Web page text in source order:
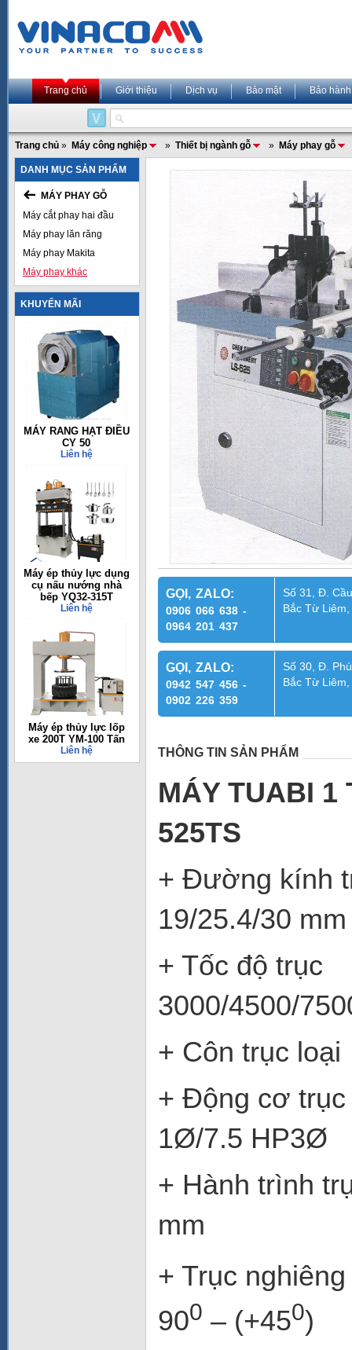
Trang chủ Giới thiệu Dịch vụ Bảo mật Bảo hành
Trang chủ » Máy công nghiệp » Thiết bị ngành gỗ » Máy phay gỗ
DANH MỤC SẢN PHẨM
MÁY PHAY GỖ
Máy cắt phay hai đầu
Máy phay lăn răng
Máy phay Makita
Máy phay khác
KHUYẾN MÃI
MÁY RANG HẠT ĐIỀU
CY 50
Liên hệ
Máy ép thủy lực dụng
cụ nấu nướng nhà
bếp YQ32-315T
Liên hệ
Máy ép thủy lực lốp
xe 200T YM-100 Tấn
Liên hệ
GỌI, ZALO:
0906 066 638 -
0964 201 437
Số 31, Đ.
Bắc Từ
GỌI, ZALO:
0942 547 456 -
0902 226 359
Số 30, Đ.
Bắc Từ
THÔNG TIN SẢN PHẨM
MÁY TUABI 1
525TS
+
19/25.4/30 mm
+
3000/4500/
+
+
1Ø/7.5 HP3Ø
+
mm
+
900 – (+450)